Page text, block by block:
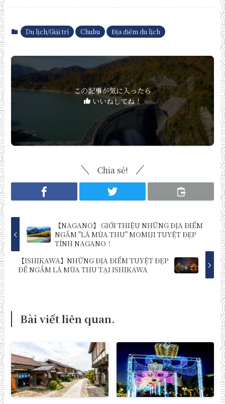
Du lịch/Giải trí Chubu Địa điểm du lịch
この記事が気に入ったら
いいねしてね！
Chia sẻ!
【NAGANO】 GIỚI THIỆU NHỮNG ĐỊA ĐIỂM
NGẮM "LÁ MÙA THU" MOMIJI TUYỆT ĐẸP
TỈNH NAGANO！
【ISHIKAWA】NHỮNG ĐỊA ĐIỂM TUYỆT ĐẸP
ĐỂ NGẮM LÁ MÙA THU TẠI ISHIKAWA
Bài viết liên quan.